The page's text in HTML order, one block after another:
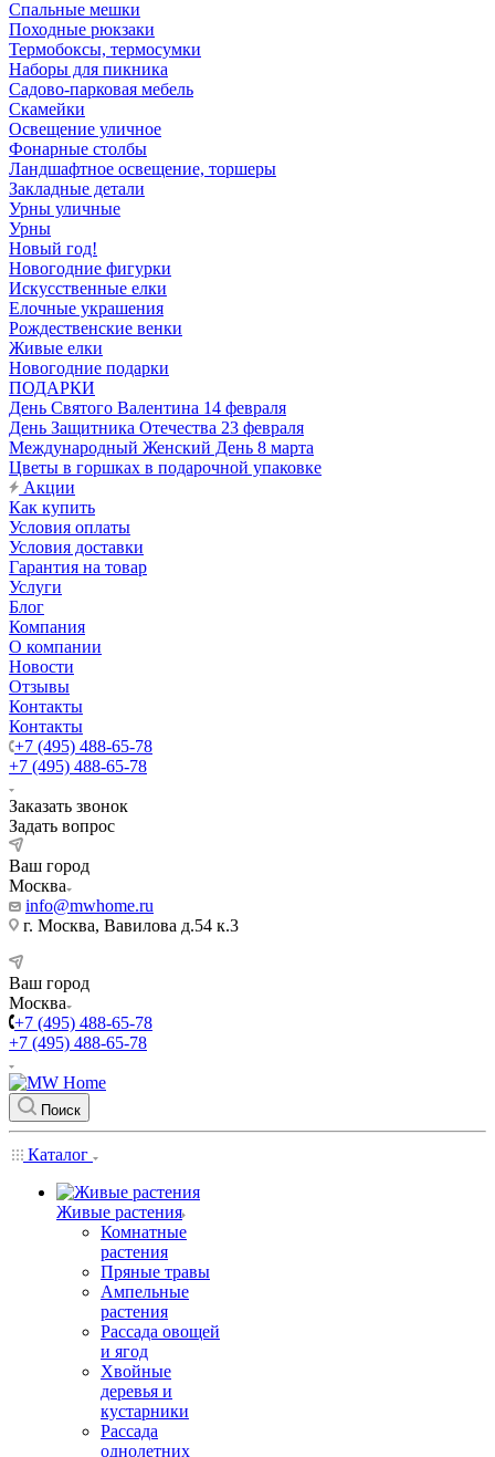
Спальные мешки
Походные рюкзаки
Термобоксы, термосумки
Наборы для пикника
Садово-парковая мебель
Скамейки
Освещение уличное
Фонарные столбы
Ландшафтное освещение, торшеры
Закладные детали
Урны уличные
Урны
Новый год!
Новогодние фигурки
Искусственные елки
Елочные украшения
Рождественские венки
Живые елки
Новогодние подарки
ПОДАРКИ
День Святого Валентина 14 февраля
День Защитника Отечества 23 февраля
Международный Женский День 8 марта
Цветы в горшках в подарочной упаковке
Акции
Как купить
Условия оплаты
Условия доставки
Гарантия на товар
Услуги
Блог
Компания
О компании
Новости
Отзывы
Контакты
Контакты
+7 (495) 488-65-78
+7 (495) 488-65-78
Заказать звонок
Задать вопрос
Ваш город
Москва
info@mwhome.ru
г. Москва, Вавилова д.54 к.3
Ваш город
Москва
+7 (495) 488-65-78
+7 (495) 488-65-78
Поиск
Каталог
Живые растения
Комнатные
растения
Пряные травы
Ампельные
растения
Рассада овощей
и ягод
Хвойные
деревья и
кустарники
Рассада
однолетних